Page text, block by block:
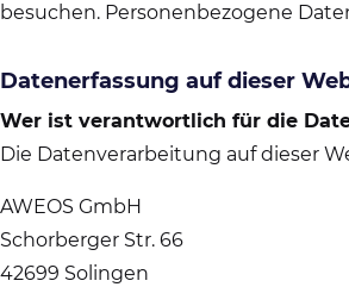
besuchen. Personenbezogene
Datenerfassung auf dieser
Wer ist verantwortlich für die
Die Datenverarbeitung auf dieser
AWEOS GmbH
Schorberger Str. 66
42699 Solingen